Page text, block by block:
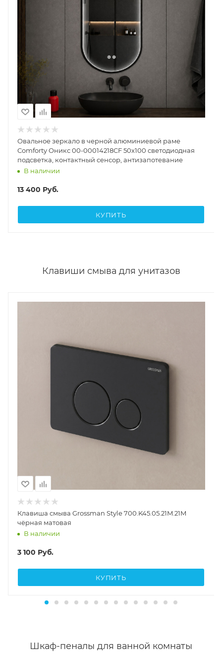
Овальное зеркало в черной алюминиевой раме
Comforty Оникс 00-00014218CF 50x100 светодиодная
подсветка, контактный сенсор, антизапотевание
В наличии
13 400 Руб.
КУПИТЬ
Клавиши смыва для унитазов
Клавиша смыва Grossman Style 700.K45.05.21M.21M
чёрная матовая
В наличии
3 100 Руб.
КУПИТЬ
Шкаф-пеналы для ванной комнаты